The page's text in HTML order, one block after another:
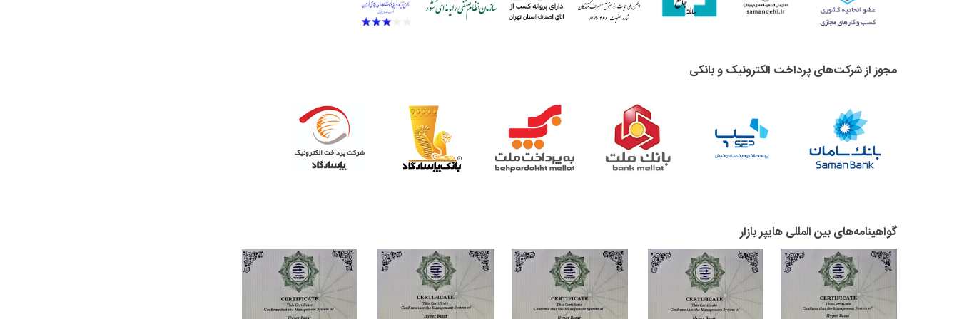
مجوز از شرکت‌های پرداخت الکترونیک و بانکی
گواهینامه‌های بین المللی هایپر بازار